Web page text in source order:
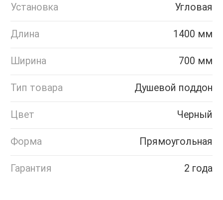
Установка Угловая
Длина 1400 мм
Ширина 700 мм
Тип товара Душевой поддон
Цвет Черный
Форма Прямоугольная
Гарантия 2 года